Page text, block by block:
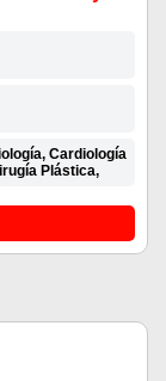
Cardiología
Plástica,